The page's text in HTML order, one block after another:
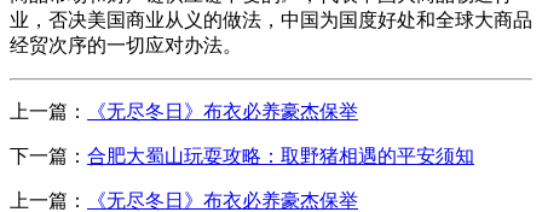
业，否决美国商业从义的做法，中国为国度好处和全球大商品
经贸次序的一切应对办法。
上一篇： 《无尽冬日》布衣必养豪杰保举
下一篇： 合肥大蜀山玩耍攻略：取野猪相遇的平安须知
上一篇： 《无尽冬日》布衣必养豪杰保举